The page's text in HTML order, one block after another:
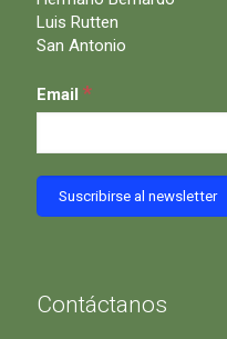
Luis Rutten
San Antonio
Email *
Contáctanos